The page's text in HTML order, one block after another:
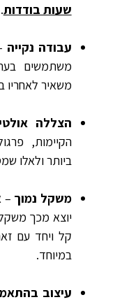
שעות בודדות.
עבודה נקייה
משתמשים
משאיר לאחריו
הצללה
הקיימות,
ביותר ולאלו
משקל נמוך –
יוצא מכך
קל ויחד עם
במיוחד.
עיצוב